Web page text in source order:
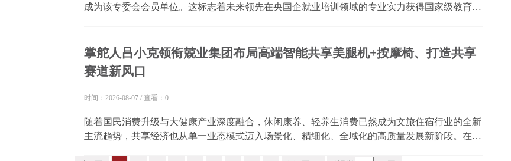
成为该专委会会员单位。这标志着未来领先在央国企就业培训领域的专业实力获得国家级教育学
掌舵人吕小克领衔兢业集团布局高端智能共享美腿机+按摩椅、打造共享
赛道新风口
时间：2026-08-07 / 查看：0
随着国民消费升级与大健康产业深度融合，休闲康养、轻养生消费已然成为文旅住宿行业的全新
主流趋势，共享经济也从单一业态模式迈入场景化、精细化、全域化的高质量发展新阶段。在后